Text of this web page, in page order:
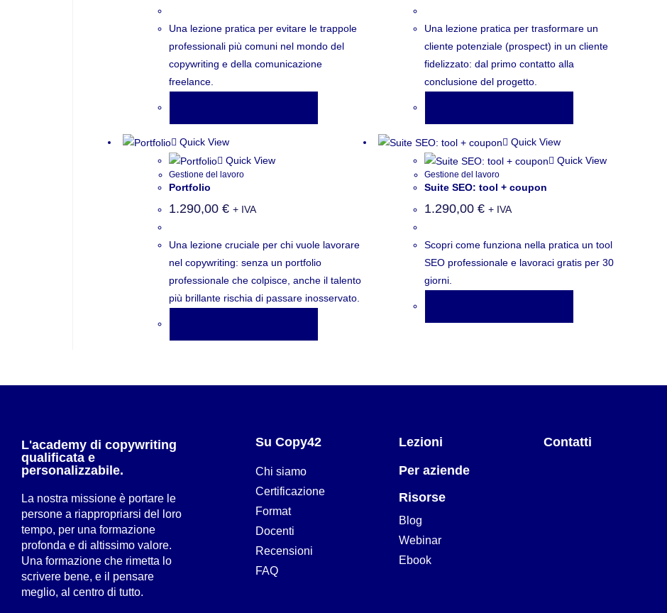
Una lezione pratica per evitare le trappole
professionali più comuni nel mondo del
copywriting e della comunicazione
freelance.
Una lezione pratica per trasformare un
cliente potenziale (prospect) in un cliente
fidelizzato: dal primo contatto alla
conclusione del progetto.
Quick View
Quick View
Gestione del lavoro
Portfolio
1.290,00 € + IVA
Una lezione cruciale per chi vuole lavorare
nel copywriting: senza un portfolio
professionale che colpisce, anche il talento
più brillante rischia di passare inosservato.
Quick View
Quick View
Gestione del lavoro
Suite SEO: tool + coupon
1.290,00€ + IVA
Scopri come funziona nella pratica un tool
SEO professionale e lavoraci gratis per 30
giorni.
L'academy di copywriting
qualificata e
personalizzabile.
La nostra missione è portare le
persone a riappropriarsi del loro
tempo, per una formazione
profonda e di altissimo valore.
Una formazione che rimetta lo
scrivere bene, e il pensare
meglio, al centro di tutto.
Su Copy42
Chi siamo
Certificazione
Format
Docenti
Recensioni
FAQ
Lezioni
Per aziende
Risorse
Blog
Webinar
Ebook
Contatti